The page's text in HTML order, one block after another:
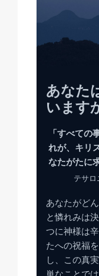
あなた
います
「すべての
れが、キリ
なたがたに
テサロ
あなたがど
と憐れみは
つに神様は
たへの祝福
し、この真
単なことで